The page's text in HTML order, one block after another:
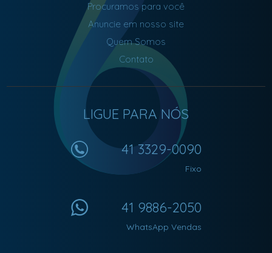
Procuramos para você
Anuncie em nosso site
Quem Somos
Contato
LIGUE PARA NÓS
41 3329-0090
Fixo
41 9886-2050
WhatsApp Vendas